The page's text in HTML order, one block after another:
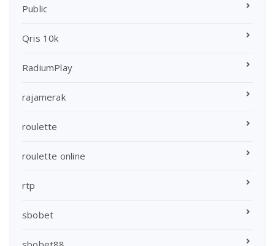
Public
Qris 10k
RadiumPlay
rajamerak
roulette
roulette online
rtp
sbobet